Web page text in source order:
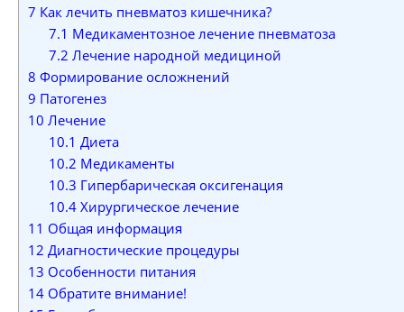
7 Как лечить пневматоз кишечника?
7.1 Медикаментозное лечение пневматоза
7.2 Лечение народной медициной
8 Формирование осложнений
9 Патогенез
10 Лечение
10.1 Диета
10.2 Медикаменты
10.3 Гипербарическая оксигенация
10.4Хирургическое лечение
11 Общая информация
12 Диагностические процедуры
13 Особенности питания
14 Обратите внимание!